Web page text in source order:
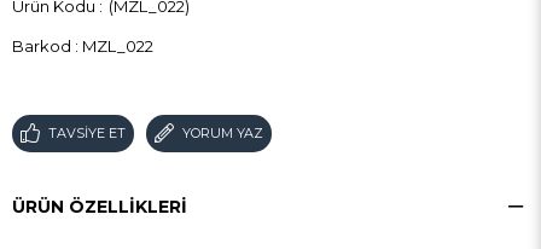
(MZL_022)
Barkod : MZL_022
TAVSIYE ET YORUM YAZ
ÜRÜN ÖZELLIKLERI